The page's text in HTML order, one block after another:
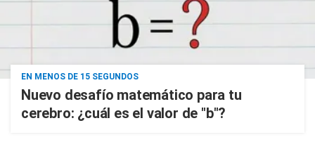
EN MENOS DE 15 SEGUNDOS
Nuevo desafío matemático para tu
cerebro: ¿cuál es el valor de "b"?